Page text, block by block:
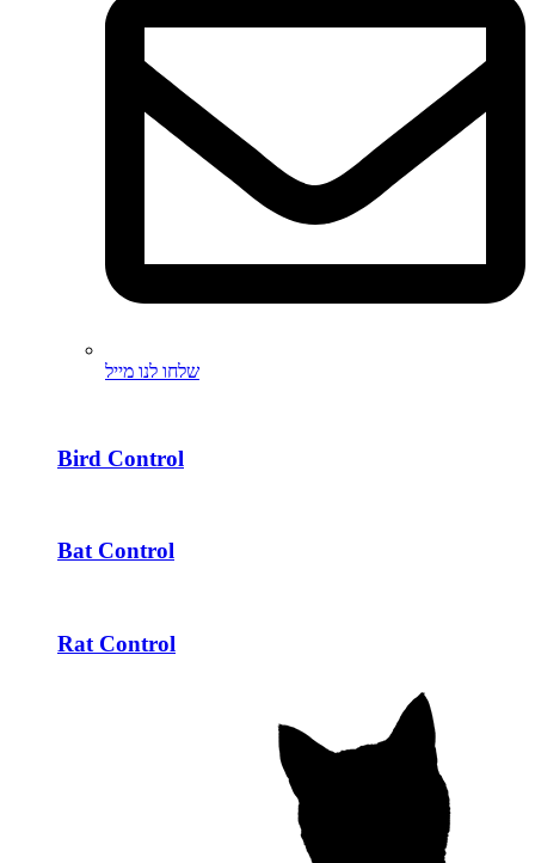
שלחו לנו מייל
Bird Control
Bat Control
Rat Control